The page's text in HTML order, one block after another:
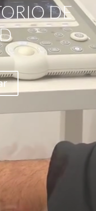
DE